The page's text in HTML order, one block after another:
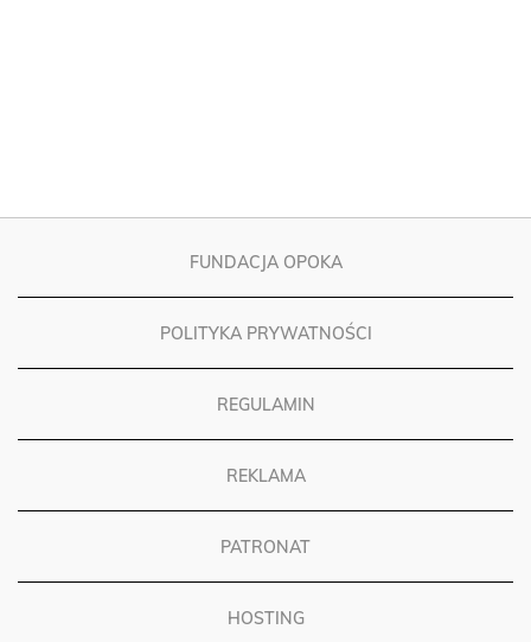
FUNDACJA OPOKA
POLITYKA PRYWATNOŚCI
REGULAMIN
REKLAMA
PATRONAT
HOSTING